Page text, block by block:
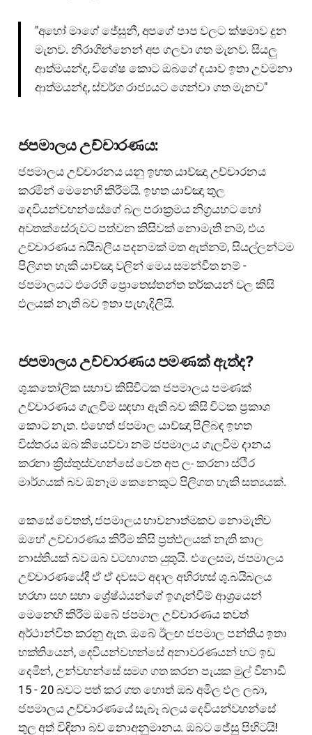
"අහෝ මාගේ ජේසුනී, අපගේ පාප වලට ක්ෂමාව දුන
මැනව. නිරාගින්නෙන් අප ගලවා ගත මැනව. සියලු
ආත්මයන්ද, විශේෂ කොට ඔබගේ දයාව ඉතා උවමනා
ආත්මයන්ද, ස්වර්ග රාජ්‍යයට ගෙන්වා ගත මැනව"
ජපමාලය උච්චාරණය:
ජපමාලය උච්චාරනය යනු ඉහත යාච්ඤා උච්චාරනය
කරමින් මෙනෙහි කිරීමයි. ඉහත යාච්ඤා තුල
දෙවියන්වහන්සේගේ බල පරාක්‍රමය නිග්‍රයහට හෝ
අවතක්සේරුවට පත්වන කිසිවක් නොමැති නම්, එය
උච්චාරණය බයිබලීය පදනමක් මත ඇත්නම්, සියල්ලන්ටම
පිලිගත හැකි යාච්ඤා වලින් මෙය සමන්විත නම් -
ජපමාලයට එරෙහි ප්‍රොතෙස්තන්ත තර්කයන් වල කිසි
ඵලයක් නැති බව ඉතා පැහැදිලියි.
ජපමාලය උච්චාරණය පමණක් ඇත්ද?
ශු.කතෝලික සභාව කිසිවිටක ජපමාලය පමණක්
උච්චාරණය ගැලවීම සඳහා ඇති බව කිසි විටක ප්‍රකාශ
කොට නැත. එහෙත් ජපමාල යාච්ඤා පිලිබඳ ඉහත
විස්තරය ඔබ කියෙව්වා නම් ජපමාලය ගැලවීම දානය
කරනා ක්‍රිස්තුස්වහන්සේ වෙත අප ලං කරනා ස්ථීර
මාර්ගයක් බව ඕනෑම කෙනෙකුට පිලිගත හැකි සත්‍යයක්.
කෙසේ වෙතත්, ජපමාලය භාවනාත්මකව නොමැතිව
ඔහේ උච්චාරණය කිරීම කිසි ප්‍රත්ඵලයක් නැති කාල
නාස්තියක් බව ඔබ වටහාගත යුතුයි. එලෙසම, ජපමාලය
උච්චාරණයේදී ඒ ඒ දවසට අදාල අභිරහස් ශු.බයිබලය
හරහා සහ සභා ශ්‍රේෂ්ඨයන්ගේ ඉගැන්වීම් ආශ්‍රයෙන්
මෙනෙහි කිරීම ඔබේ ජපමාල උච්චාරණය තවත්
අර්ථාන්විත කරනු ඇත. ඔබේ ඊලඟ ජපමාල පන්තිය ඉතා
භක්තියෙන්, දෙවියන්වහන්සේ අනාවරණයන් හට ඉඩ
දෙමින්, උන්වහන්සේ සමග ගත කරන පැයක මුල් විනාඩි
15 - 20 බවට පත් කර ගත හොත් ඔබ අමිල ඵල ලබා,
ජපමාලය උච්චාරණයේ සැබෑ බලය දෙවියන්වහන්සේ
තුල අත් විඳිනා බව නොඅනුමානය. ඔබට ජේසු පිහිටයි!